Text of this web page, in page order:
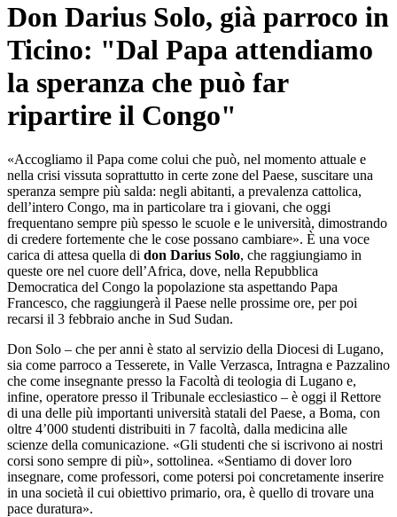
Don Darius Solo, già parroco in
Ticino: "Dal Papa attendiamo
la speranza che può far
ripartire il Congo"
«Accogliamo il Papa come colui che può, nel momento attuale e
nella crisi vissuta soprattutto in certe zone del Paese, suscitare una
speranza sempre più salda: negli abitanti, a prevalenza cattolica,
dell’intero Congo, ma in particolare tra i giovani, che oggi
frequentano sempre più spesso le scuole e le università, dimostrando
di credere fortemente che le cose possano cambiare». È una voce
carica di attesa quella di don Darius Solo, che raggiungiamo in
queste ore nel cuore dell’Africa, dove, nella Repubblica
Democratica del Congo la popolazione sta aspettando Papa
Francesco, che raggiungerà il Paese nelle prossime ore, per poi
recarsi il 3 febbraio anche in Sud Sudan.
Don Solo – che per anni è stato al servizio della Diocesi di Lugano,
sia come parroco a Tesserete, in Valle Verzasca, Intragna e Pazzalino
che come insegnante presso la Facoltà di teologia di Lugano e,
infine, operatore presso il Tribunale ecclesiastico – è oggi il Rettore
di una delle più importanti università statali del Paese, a Boma, con
oltre 4’000 studenti distribuiti in 7 facoltà, dalla medicina alle
scienze della comunicazione. «Gli studenti che si iscrivono ai nostri
corsi sono sempre di più», sottolinea. «Sentiamo di dover loro
insegnare, come professori, come potersi poi concretamente inserire
in una società il cui obiettivo primario, ora, è quello di trovare una
pace duratura».